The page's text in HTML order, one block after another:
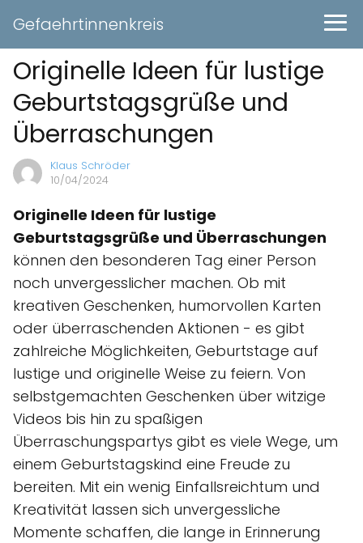
Gefaehrtinnenkreis
Originelle Ideen für lustige
Geburtstagsgrüße und
Überraschungen
Klaus Schröder
10/04/2024
Originelle Ideen für lustige
Geburtstagsgrüße und Überraschungen
können den besonderen Tag einer Person
noch unvergesslicher machen. Ob mit
kreativen Geschenken, humorvollen Karten
oder überraschenden Aktionen - es gibt
zahlreiche Möglichkeiten, Geburtstage auf
lustige und originelle Weise zu feiern. Von
selbstgemachten Geschenken über witzige
Videos bis hin zu spaßigen
Überraschungspartys gibt es viele Wege, um
einem Geburtstagskind eine Freude zu
bereiten. Mit ein wenig Einfallsreichtum und
Kreativität lassen sich unvergessliche
Momente schaffen, die lange in Erinnerung